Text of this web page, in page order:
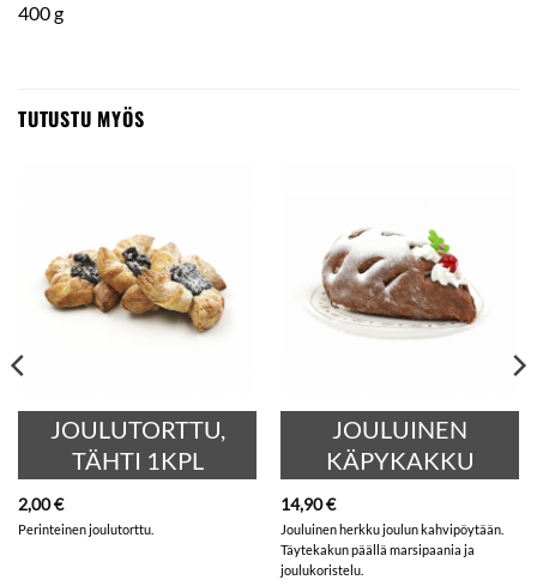
400 g
TUTUSTU MYÖS
JOULUTORTTU,
TÄHTI 1KPL
2,00€
Perinteinen joulutorttu.
JOULUINEN
KÄPYKAKKU
14,90€
Jouluinen herkku joulun kahvipöytään.
Täytekakun päällä marsipaania ja
joulukoristelu.